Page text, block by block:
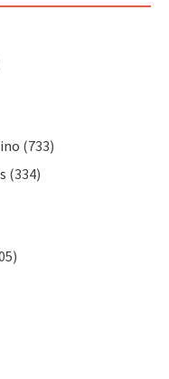
(733)
(334)